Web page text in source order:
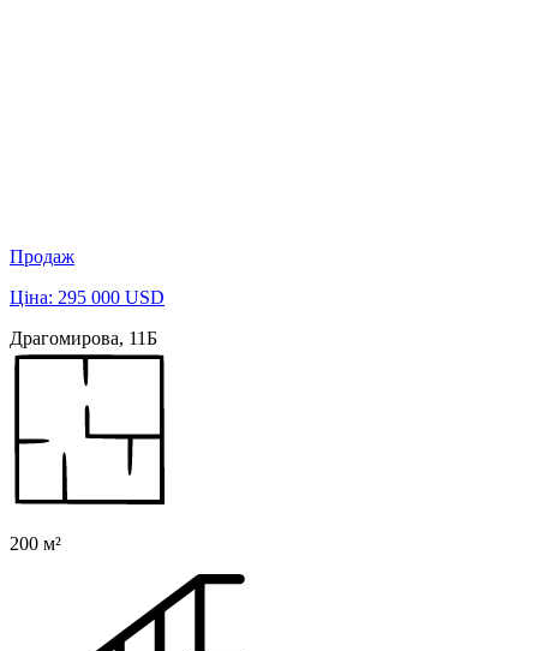
Продаж
Ціна: 295 000 USD
Драгомирова, 11Б
200 м²